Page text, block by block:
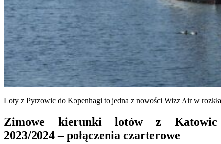
Loty z Pyrzowic do Kopenhagi to jedna z nowości Wizz Air w
Zimowe kierunki lotów z Katowic
2023/2024 – połączenia czarterowe